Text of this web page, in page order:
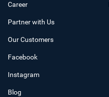
Career
Partner with Us
Our Customers
Facebook
Instagram
Blog